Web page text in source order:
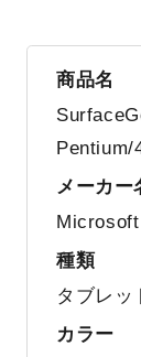
商品名
Pentium/
メーカー
Microsoft
種類
タブレッ
カラー